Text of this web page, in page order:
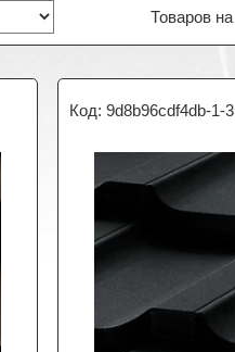
9d8b96cdf4db-1-3